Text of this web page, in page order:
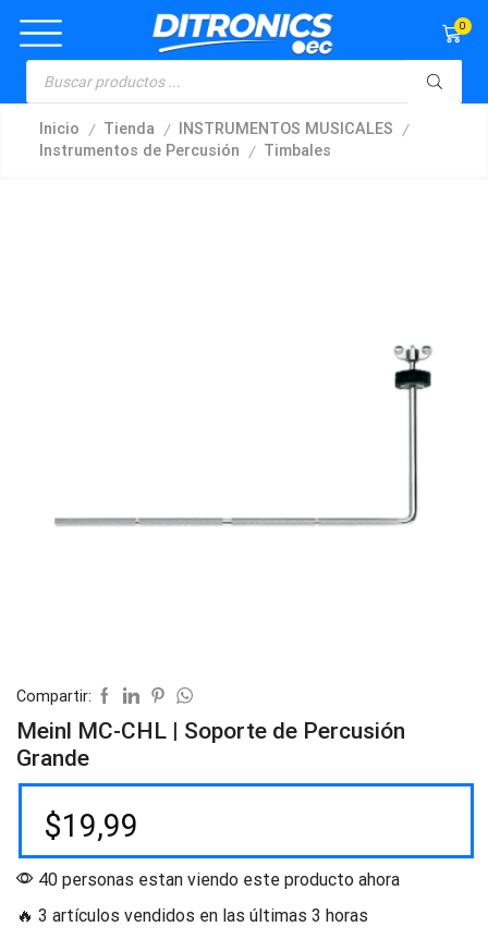
0
Inicio / Tienda / INSTRUMENTOS MUSICALES /
Instrumentos de Percusión / Timbales
Compartir:
Meinl MC-CHL | Soporte de Percusión
Grande
$19,99
40 personas estan viendo este producto ahora
🔥 3 artículos vendidos en las últimas 3 horas